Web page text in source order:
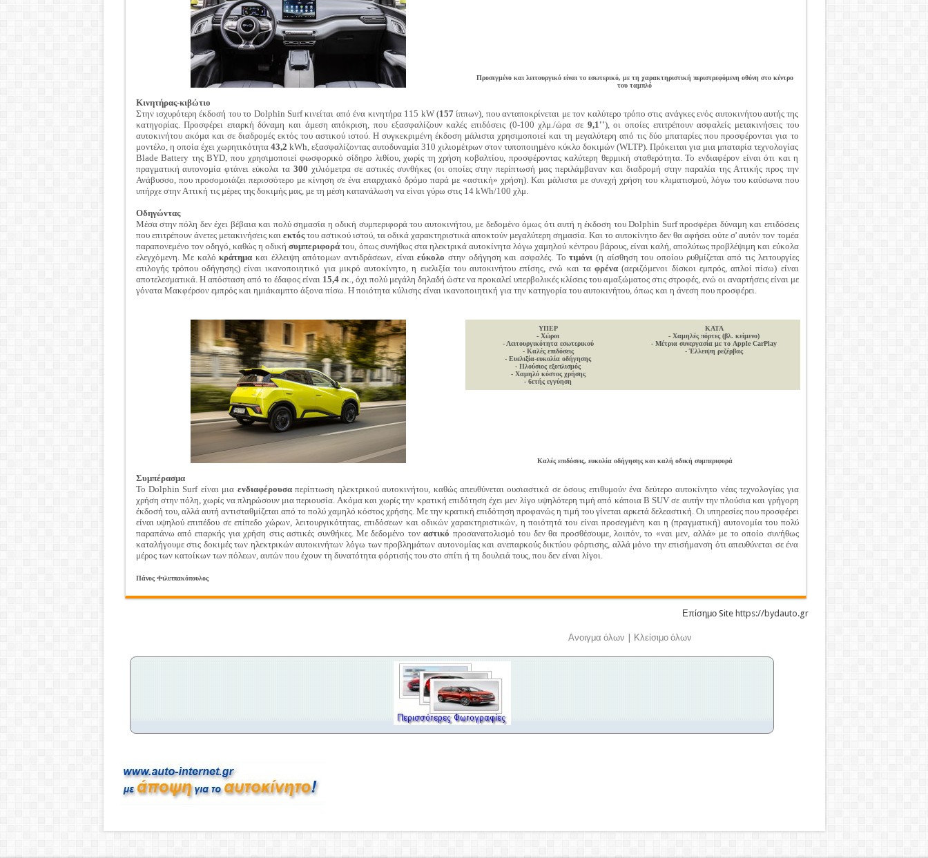
Προσεγμένο και λειτουργικό είναι το εσωτερικό, με τη χαρακτηριστική περιστρεφόμενη οθόνη στο κέντρο
του ταμπλό
Κινητήρας-κιβώτιο
Στην ισχυρότερη έκδοσή του το Dolphin Surf κινείται από ένα κινητήρα 115 kW (157 ίππων), που ανταποκρίνεται με τον καλύτερο τρόπο στις ανάγκες ενός αυτοκινήτου αυτής της
κατηγορίας. Προσφέρει επαρκή δύναμη και άμεση απόκριση, που εξασφαλίζουν καλές επιδόσεις (0-100 χλμ./ώρα σε 9,1''), οι οποίες επιτρέπουν ασφαλείς μετακινήσεις του
αυτοκινήτου ακόμα και σε διαδρομές εκτός του αστικού ιστού. Η συγκεκριμένη έκδοση μάλιστα χρησιμοποιεί και τη μεγαλύτερη από τις δύο μπαταρίες που προσφέρονται για το
μοντέλο, η οποία έχει χωρητικότητα 43,2 kWh, εξασφαλίζοντας αυτοδυναμία 310 χιλιομέτρων στον τυποποιημένο κύκλο δοκιμών (WLTP). Πρόκειται για μια μπαταρία τεχνολογίας
Blade Battery της BYD, που χρησιμοποιεί φωσφορικό σίδηρο λιθίου, χωρίς τη χρήση κοβαλτίου, προσφέροντας καλύτερη θερμική σταθερότητα. Το ενδιαφέρον είναι ότι και η
πραγματική αυτονομία φτάνει εύκολα τα300 χιλιόμετρα σε αστικές συνθήκες (οι οποίες στην περίπτωσή μας περιλάμβαναν και διαδρομή στην παραλία της Αττικής προς την
Ανάβυσσο, που προσομοιάζει περισσότερο με κίνηση σε ένα επαρχιακό δρόμο παρά με «αστική» χρήση). Και μάλιστα με συνεχή χρήση του κλιματισμού, λόγω του καύσωνα που
υπήρχε στην Αττική τις μέρες της δοκιμής μας, με τη μέση κατανάλωση να είναι γύρω στις 14 kWh/100 χλμ.
Οδηγώντας
Μέσα στην πόλη δεν έχει βέβαια και πολύ σημασία η οδική συμπεριφορά του αυτοκινήτου, με δεδομένο όμως ότι αυτή η έκδοση του Dolphin Surf προσφέρει δύναμη και επιδόσεις
που επιτρέπουν άνετες μετακινήσεις και εκτόςτου αστικού ιστού, τα οδικά χαρακτηριστικά αποκτούν μεγαλύτερη σημασία. Και το αυτοκίνητο δεν θα αφήσει ούτε σ' αυτόν τον τομέα
παραπονεμένο τον οδηγό, καθώς η οδικήσυμπεριφορά του, όπως συνήθως στα ηλεκτρικά αυτοκίνητα λόγω χαμηλού κέντρου βάρους, είναι καλή, απολύτως προβλέψιμη και εύκολα
ελεγχόμενη. Με καλόκράτημα και έλλειψη απότομων αντιδράσεων, είναιεύκολο στην οδήγηση και ασφαλές. Τοτιμόνι (η αίσθηση του οποίου ρυθμίζεται από τις λειτουργίες
επιλογής τρόπου οδήγησης) είναι ικανοποιητικό για μικρό αυτοκίνητο, η ευελιξία του αυτοκινήτου επίσης, ενώ και ταφρένα (αεριζόμενοι δίσκοι εμπρός, απλοί πίσω) είναι
αποτελεσματικά. Η απόσταση από το έδαφος είναι 15,4εκ., όχι πολύ μεγάλη δηλαδή ώστε να προκαλεί υπερβολικές κλίσεις του αμαξώματος στις στροφές, ενώ οι αναρτήσεις είναι με
γόνατα Μακφέρσον εμπρός και ημιάκαμπτο άξονα πίσω. Η ποιότητα κύλισης είναι ικανοποιητική για την κατηγορία του αυτοκινήτου, όπως και η άνεση που προσφέρει.
YΠEP
- Χώροι
- Λειτουργικότητα εσωτερικού
- Καλές επιδόσεις
- Ευελιξία-ευκολία οδήγησης
- Πλούσιος εξοπλισμός
- Χαμηλό κόστος χρήσης
- 6ετής εγγύηση
KATA
- Χαμηλές πόρτες (βλ. κείμενο)
- Μέτρια συνεργασία με το Apple CarPlay
- Έλλειψη ρεζέρβας
Καλές επιδόσεις, ευκολία οδήγησης και καλή οδική συμπεριφορά
Συμπέρασμα
Το Dolphin Surf είναι μια ενδιαφέρουσαπερίπτωση ηλεκτρικού αυτοκινήτου, καθώς απευθύνεται ουσιαστικά σε όσους επιθυμούν ένα δεύτερο αυτοκίνητο νέας τεχνολογίας για
χρήση στην πόλη, χωρίς να πληρώσουν μια περιουσία. Ακόμα και χωρίς την κρατική επιδότηση έχει μεν λίγο υψηλότερη τιμή από κάποια B SUV σε αυτήν την πλούσια και γρήγορη
έκδοσή του, αλλά αυτή αντισταθμίζεται από το πολύ χαμηλό κόστος χρήσης. Με την κρατική επιδότηση προφανώς η τιμή του γίνεται αρκετά δελεαστική. Οι υπηρεσίες που προσφέρει
είναι υψηλού επιπέδου σε επίπεδο χώρων, λειτουργικότητας, επιδόσεων και οδικών χαρακτηριστικών, η ποιότητά του είναι προσεγμένη και η (πραγματική) αυτονομία του πολύ
παραπάνω από επαρκής για χρήση στις αστικές συνθήκες. Με δεδομένο τοναστικό προσανατολισμό του δεν θα προσθέσουμε, λοιπόν, το «ναι μεν, αλλά» με το οποίο συνήθως
καταλήγουμε στις δοκιμές των ηλεκτρικών αυτοκινήτων λόγω των προβλημάτων αυτονομίας και ανεπαρκούς δικτύου φόρτισης, αλλά μόνο την επισήμανση ότι απευθύνεται σε ένα
μέρος των κατοίκων των πόλεων, αυτών που έχουν τη δυνατότητα φόρτισής του στο σπίτι ή τη δουλειά τους, που δεν είναι λίγοι.
Πάνος Φιλιππακόπουλος
Επίσημο Site https://bydauto.gr
Ανοιγμα όλων Κλείσιμο όλων